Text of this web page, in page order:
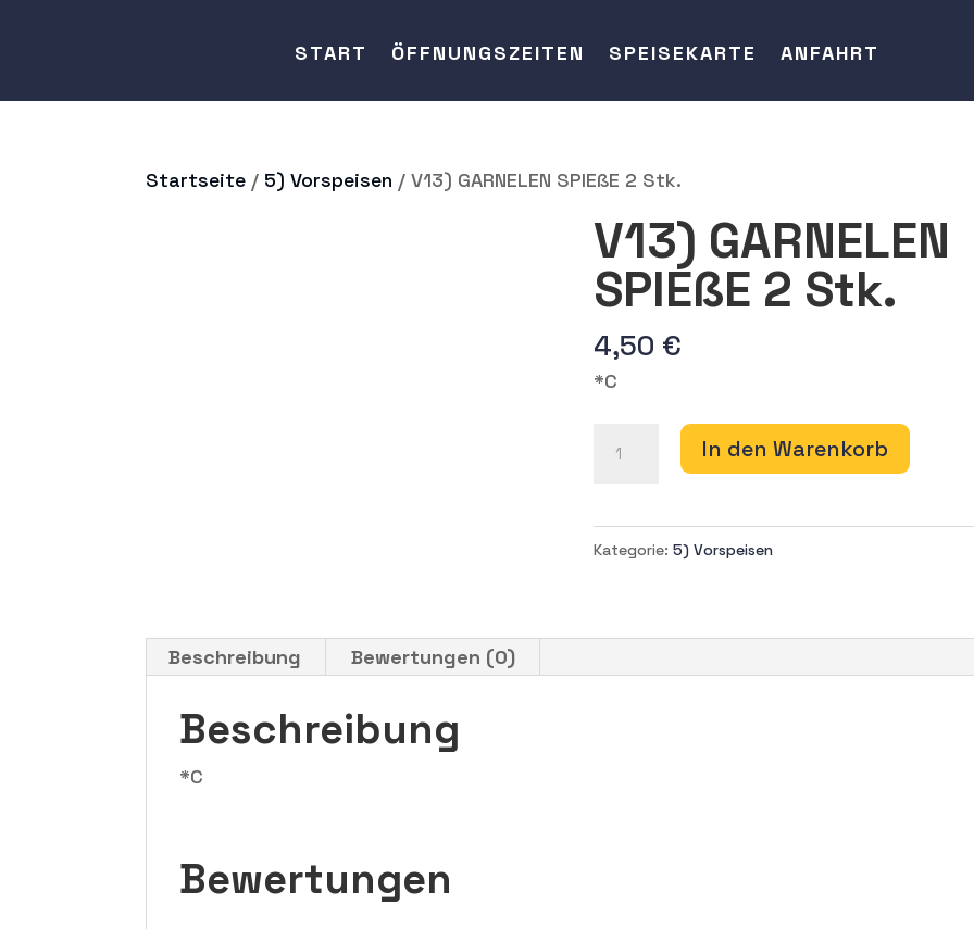
START ÖFFNUNGSZEITEN SPEISEKARTE ANFAHRT
Startseite / 5) Vorspeisen / V13) GARNELEN SPIEßE 2 Stk.
V13) GARNELEN
SPIEßE 2 Stk.
4,50 €
*C
GARNELEN
In den Warenkorb
Kategorie:5) Vorspeisen
Beschreibung Bewertungen (0)
Beschreibung
*C
Bewertungen